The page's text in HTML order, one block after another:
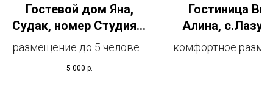
Гостевой дом Яна,
Судак, номер Студия с
кухней
размещение до 5 человек
описание гостевого дома
5 000 р.
Гостиница
Алина,
Алушта, 1-
3-местный
комфортное